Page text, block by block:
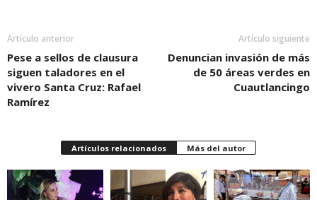
Artículo anterior
Pese a sellos de clausura
siguen taladores en el
vivero Santa Cruz: Rafael
Ramírez
Artículo siguiente
Denuncian invasión de más
de 50 áreas verdes en
Cuautlancingo
Artículos relacionados Más del autor